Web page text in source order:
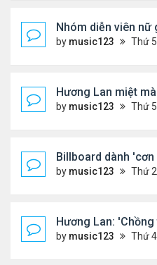
Nhóm diễn viên nữ
by music123 Thứ 5 Tháng 8 06, 2026 4:32 pm
Hương Lan miệt
by music123 Thứ 5 Tháng 8 06, 2026 4:22 pm
Billboard dành 'cơn
by music123 Thứ 2 Tháng 10 19, 2020 11:31 am
Hương Lan: 'Chồng
by music123 Thứ 4 Tháng 8 05, 2026 7:15 pm